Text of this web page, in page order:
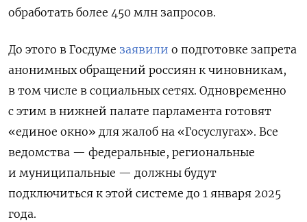
обработать более 450 млн запросов.
До этого в Госдуме заявили о подготовке запрета
анонимных обращений россиян к чиновникам,
в том числе в социальных сетях. Одновременно
с этим в нижней палате парламента готовят
«единое окно» для жалоб на «Госуслугах». Все
ведомства — федеральные, региональные
и муниципальные — должны будут
подключиться к этой системе до 1 января 2025
года.